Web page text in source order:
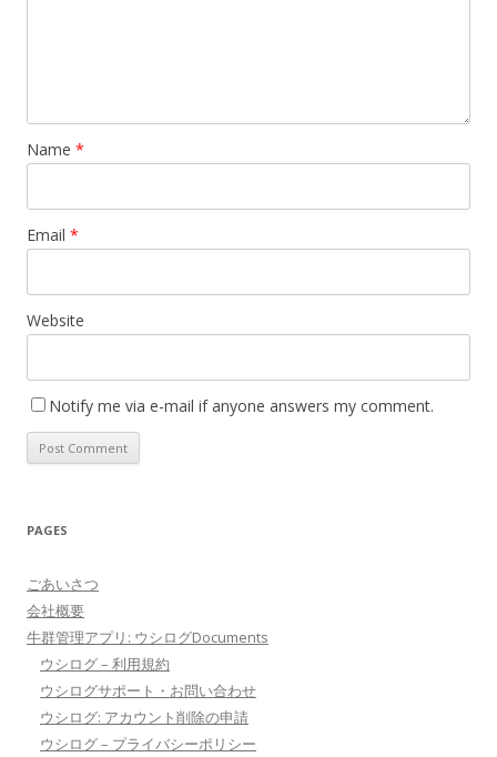
Name *
Email *
Website
Notify me via e-mail if anyone answers my comment.
PAGES
ごあいさつ
会社概要
牛群管理アプリ: ウシログDocuments
ウシログ – 利用規約
ウシログサポート・お問い合わせ
ウシログ: アカウント削除の申請
ウシログ – プライバシーポリシー